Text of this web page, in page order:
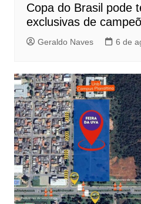
Copa do Brasil pode
exclusivas de
Geraldo Naves 6 de